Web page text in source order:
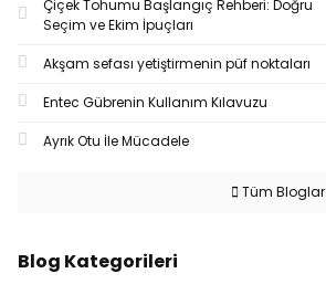
BIGCHEM (1)
COMBO EXPERT (1)
Ekin Tarım (1)
Geto (1)
Çiçek Tohumu Başlangıç Rehberi: Doğru
Seçim ve Ekim İpuçları
Akşam sefası yetiştirmenin püf noktaları
Entec Gübrenin Kullanım Kılavuzu
Ayrık Otu İle Mücadele
Tüm Bloglar
Blog Kategorileri